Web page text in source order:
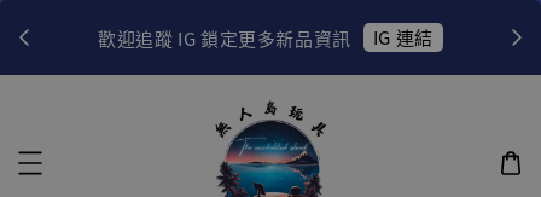
歡迎追蹤 IG 鎖定更多新品資訊 IG 連結